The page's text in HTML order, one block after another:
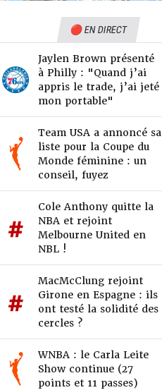
🔴 EN DIRECT
Jaylen Brown présenté
à Philly : "Quand j’ai
appris le trade, j’ai jeté
mon portable"
Team USA a annoncé sa
liste pour la Coupe du
Monde féminine : un
conseil, fuyez
Cole Anthony quitte la
NBA et rejoint
Melbourne United en
NBL !
MacMcClung rejoint
Girone en Espagne : ils
ont testé la solidité des
cercles ?
WNBA : le Carla Leite
Show continue (27
points et 11 passes)